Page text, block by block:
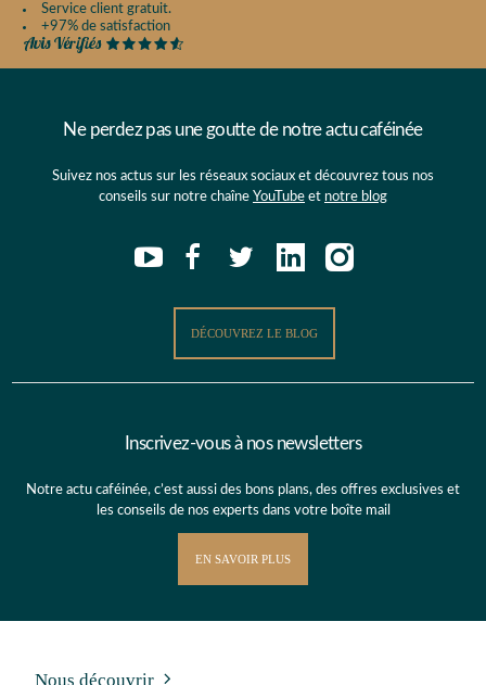
Service client gratuit.
+97% de satisfaction
Ne perdez pas une goutte de notre actu caféinée
Suivez nos actus sur les réseaux sociaux et découvrez tous nos
conseils sur notre chaîne YouTube et notre blog
DÉCOUVREZ LE BLOG
Inscrivez-vous à nos newsletters
Notre actu caféinée, c’est aussi des bons plans, des offres exclusives et
les conseils de nos experts dans votre boîte mail
EN SAVOIR PLUS
Nous découvrir